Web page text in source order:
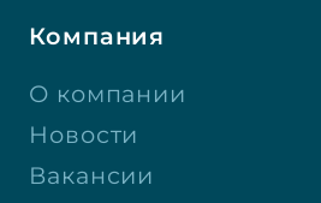
Компания
О компании
Новости
Вакансии